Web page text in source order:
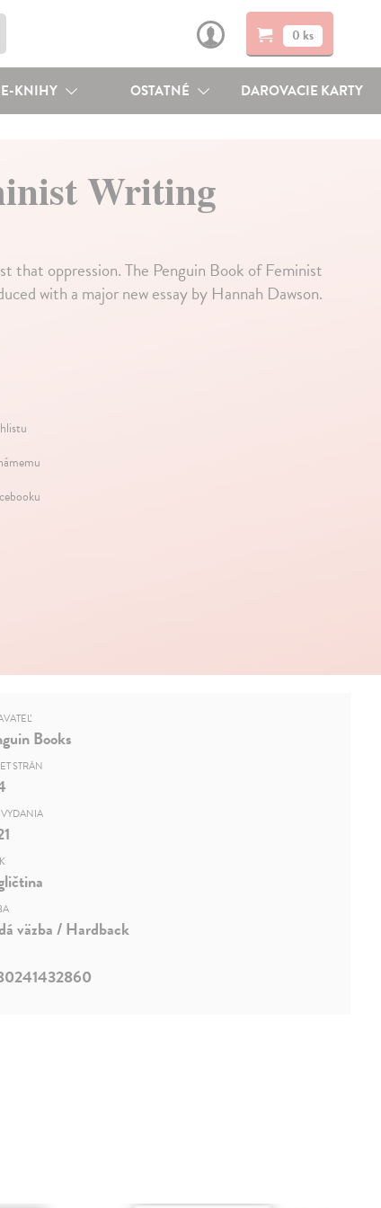
0 ks
E-KNIHY OSTATNÉ DAROVACIE KARTY
Writing
that oppression. The Penguin Book of Feminist
with a major new essay by Hannah Dawson.
Books
STRÁN
väzba / Hardback